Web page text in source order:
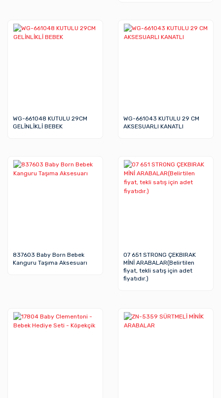
WG-661048 KUTULU 29CM
GELİNLİKLİ BEBEK
WG-661043 KUTULU 29 CM
AKSESUARLI KANATLI
837603 Baby Born Bebek
Kanguru Taşıma Aksesuarı
07 651 STRONG ÇEKBIRAK
MİNİ ARABALAR(Belirtilen
fiyat, tekli satış için adet
fiyatıdır.)